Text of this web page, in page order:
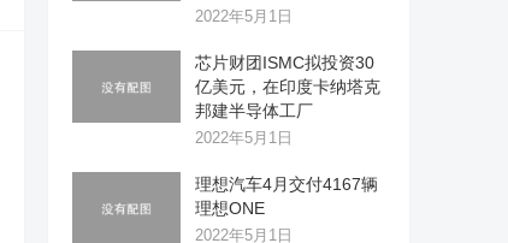
2022年5月1日
芯片财团ISMC拟投资30
亿美元，在印度卡纳塔克
邦建半导体工厂
2022年5月1日
理想汽车4月交付4167辆
理想ONE
2022年5月1日